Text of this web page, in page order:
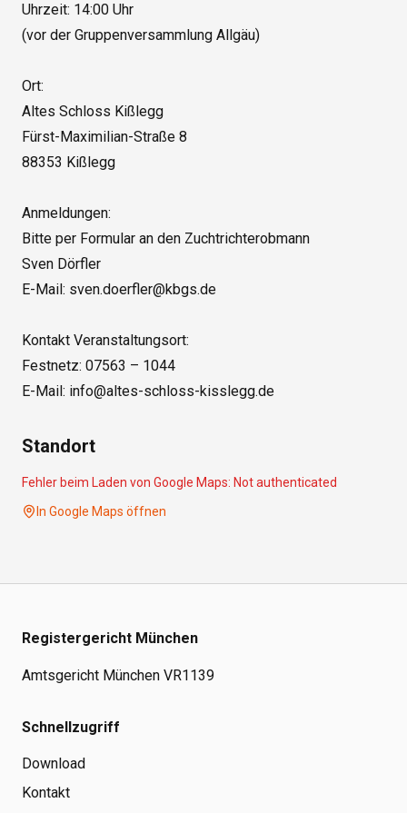
Uhrzeit: 14:00 Uhr
(vor der Gruppenversammlung Allgäu)
Ort:
Altes Schloss Kißlegg
Fürst-Maximilian-Straße 8
88353 Kißlegg
Anmeldungen:
Bitte per Formular an den Zuchtrichterobmann
Sven Dörfler
E-Mail: sven.doerfler@kbgs.de
Kontakt Veranstaltungsort:
Festnetz: 07563 – 1044
Standort
Fehler beim Laden von Google Maps: Not authenticated
In Google Maps öffnen
Registergericht München
Amtsgericht München VR1139
Schnellzugriff
Download
Kontakt